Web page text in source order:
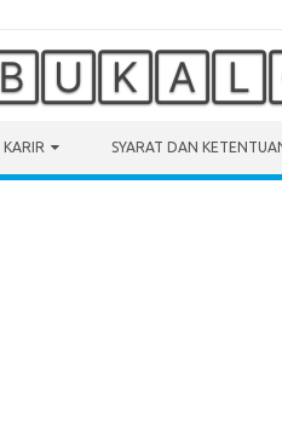
KARIR SYARAT DAN